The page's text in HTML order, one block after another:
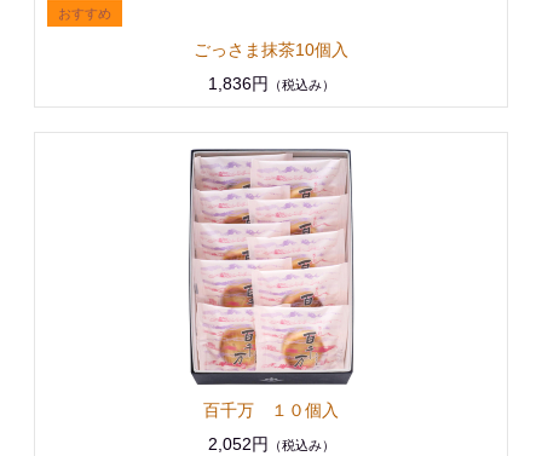
ごっさま抹茶10個入
1,836円
（税込み）
百千万 １０個入
2,052円
（税込み）